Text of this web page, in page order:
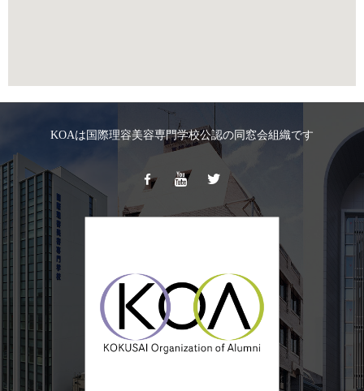
KOAは国際理容美容専門学校公認の同窓会組織です